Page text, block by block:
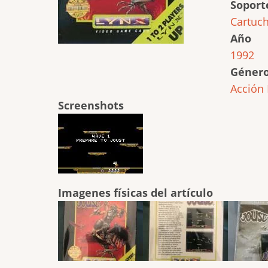
Año
1992
Acción
Screenshots
Imagenes físicas del artículo